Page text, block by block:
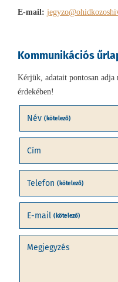
E-mail:
Kommunikációs
Kérjük, adatait pontosan adja
érdekében!
Név (kötelező)
Cím
Telefon (kötelező)
E-mail (kötelező)
Megjegyzés